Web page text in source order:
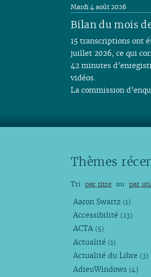
Bilan du mois
Mardi 4 août 2026
15 transcriptions ont
juillet 2026, ce qui
42 minutes
vidéos.
La commission
Thèmes
Tri par titre ou par
Aaron Swartz (1)
Accessibilité (23)
ACTA (5)
Actualité (1)
Actualité du Libre (3)
AdieuWindows (4)